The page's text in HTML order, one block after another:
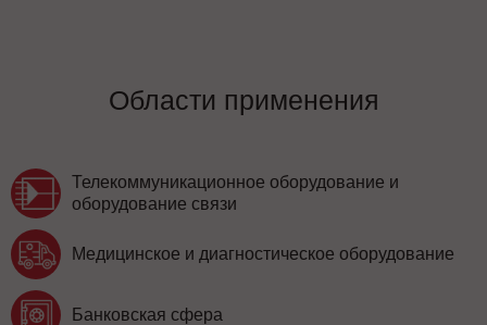
Области применения
Телекоммуникационное оборудование и
оборудование связи
Медицинское и диагностическое оборудование
Банковская сфера